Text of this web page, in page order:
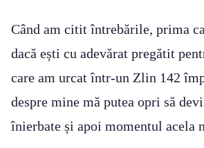
Când am citit întrebările, prima
dacă ești cu adevărat pregătit
care am urcat într-un Zlin 142
despre mine mă putea opri să
înierbate și apoi momentul acela